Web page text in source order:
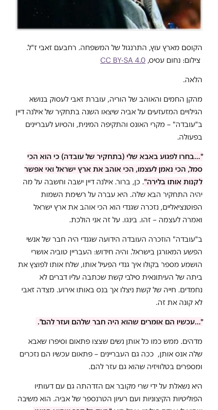
הקוסם מארץ עוץ, התרנגול של המשפחה. רחבעם זאבי ז"ל.
צילום: נחום עסיס, CC BY-SA 4.0
הלאה.
מהקן החמים והאוהב של הוריה, עוברת זאבי לעסוק בנושא
הגילויים המזעזעים על אביה שיצאו השנה בתחקיר של אילנה דיין
ב"עובדה" – מקרי האונס והתקיפה המינית, והסיוע לעבריינים
בפעולה.
"…בחרו לפגוע באבא שלי (בתחקיר של עובדה) כי הוא הכי
סמל, הכי נאמן לעצמו, הכי אוהב את ארץ ישראל ואי אפשר
לקנות אותו בלירה". כן, ברור. אילנה דיין ישבה וחשבה על מה
יהיה התחקיר הבא שלה. היא עברה על רשימת השמות
הפוטנציאליים, נזכרה שגנדי הוא הכי אוהב את ארץ ישראל
ואמרה לעצמה – זהו. בינגו. על זה אני הולכת.
ב"עובדה" הוזכרה העובדה הידועה שגנדי היה חבר של אנשי
הפשע המאורגן בישראל. והיה חידוש: העבריין טוביה אושרי
הושמע מספר בקולו איך גנדי הפעיל אותו, שלח אותו לפוצץ את
ביתה של העיתונאית סילבי קשת שכתבה עליו דברים לא
נחמדים. חייה של קשת ניצלו אך בנס באותו אירוע. מצדה זאבי
לא קונה את זה.
"…עכשיו הם אומרים שהוא היה חבר שלהם ועזר להם".
מדהים. ממש כמו כל אותן נשים שצצו פתאום וסיפרו שאבא
שלה אנס אותן, ככה גם העבריינים – פתאום עכשיו הם נזכרים
ומספרים בטלוויזיה שהוא גם עזר להם.
היא נשאלת על ידי שרי מקובר אם הזדהתה גם עם דעותיו
הפוליטיות הקיצוניות ועם רעיון הטרנספר של אביה. הוא משיבה